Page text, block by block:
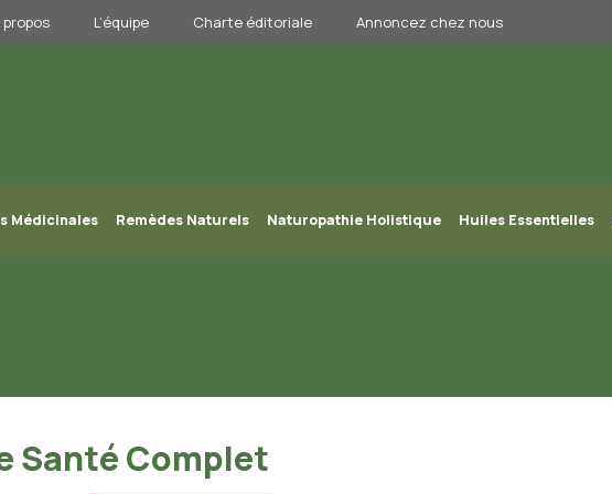
propos L’équipe Charte éditoriale Annoncez chez nous
Médicinales Remèdes Naturels Naturopathie Holistique Huiles Essentielles
Santé Complet